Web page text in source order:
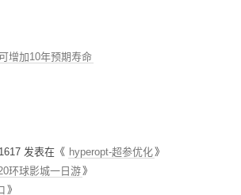
增加10年预期寿命
发表在《 hyperopt-超参优化 》
环球影城一日游 》
》